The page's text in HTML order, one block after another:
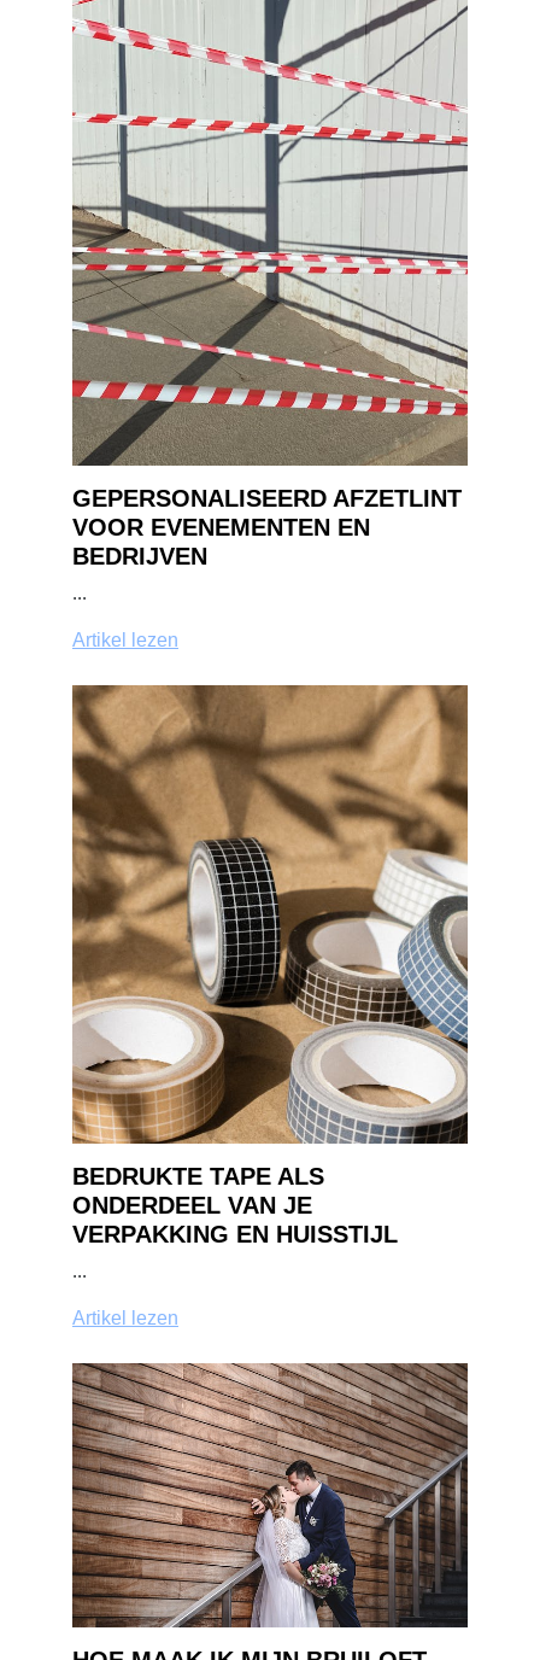
GEPERSONALISEERD AFZETLINT
VOOR EVENEMENTEN EN
BEDRIJVEN
...
Artikel lezen
BEDRUKTE TAPE ALS
ONDERDEEL VAN JE
VERPAKKING EN HUISSTIJL
...
Artikel lezen